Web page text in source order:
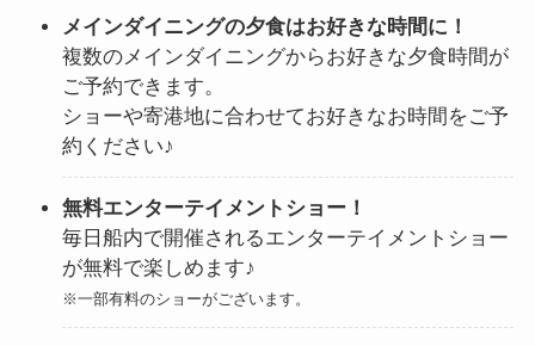
メインダイニングの夕食はお好きな時間に！
複数のメインダイニングからお好きな夕食時間が
ご予約できます。
ショーや寄港地に合わせてお好きなお時間をご予
約ください♪
無料エンターテイメントショー！
毎日船内で開催されるエンターテイメントショー
が無料で楽しめます♪
※一部有料のショーがございます。